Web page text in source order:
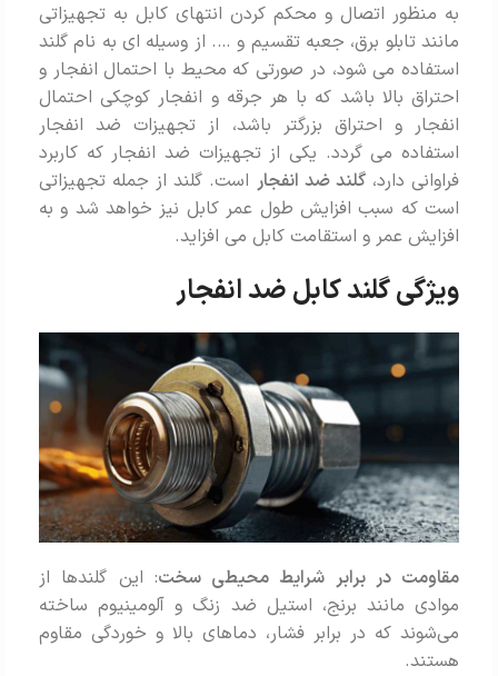
به منظور اتصال و محکم کردن انتهای کابل به تجهیزاتی
مانند تابلو برق، جعبه تقسیم و …. از وسیله ای به نام گلند
استفاده می شود، در صورتی که محیط با احتمال انفجار و
احتراق بالا باشد که با هر جرقه و انفجار کوچکی احتمال
انفجار و احتراق بزرگتر باشد، از تجهیزات ضد انفجار
استفاده می گردد. یکی از تجهیزات ضد انفجار که کاربرد
فراوانی دارد،گلند ضد انفجار است. گلند از جمله تجهیزاتی
است که سبب افزایش طول عمر کابل نیز خواهد شد و به
افزایش عمر و استقامت کابل می افزاید.
ویژگی گلند کابل ضد انفجار
مقاومت در برابر شرایط محیطی سخت: این گلندها از
موادی مانند برنج، استیل ضد زنگ و آلومینیوم ساخته
می‌شوند که در برابر فشار، دماهای بالا و خوردگی مقاوم
هستند.